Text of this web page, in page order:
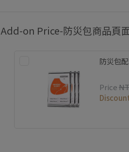
Add-on Price-防災包商品頁
防災包
Price